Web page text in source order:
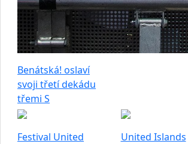
Benátská! oslaví
svoji třetí dekádu
třemi S
Festival United
United Islands